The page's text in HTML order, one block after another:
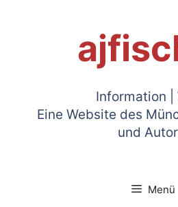
Information |
Eine Website des
und
Menü